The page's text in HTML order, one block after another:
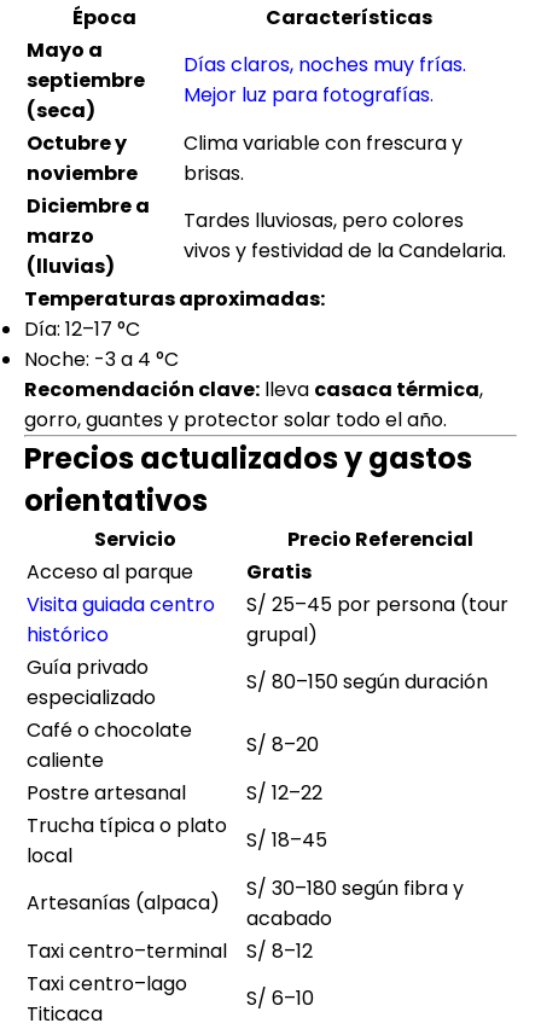
Época
Características
Mayo a
septiembre
(seca)
Días claros, noches muy frías.
Mejor luz para fotografías.
Octubre y
noviembre
Clima variable con frescura y
brisas.
Diciembre a
marzo
(lluvias)
Tardes lluviosas, pero colores
vivos y festividad de la Candelaria.
Temperaturas aproximadas:
Día: 12–17 °C
Noche: -3 a 4 °C
Recomendación clave: lleva casaca térmica,
gorro, guantes y protector solar todo el año.
Precios actualizados y gastos
orientativos
Servicio
Precio Referencial
Acceso al parque
Gratis
Visita guiada centro
histórico
S/ 25–45 por persona (tour
grupal)
Guía privado
especializado
S/ 80–150 según duración
Café o chocolate
caliente
S/ 8–20
Postre artesanal
S/ 12–22
Trucha típica o plato
local
S/ 18–45
Artesanías (alpaca)
S/ 30–180 según fibra y
acabado
Taxi centro–terminal
S/ 8–12
Taxi centro–lago
Titicaca
S/ 6–10